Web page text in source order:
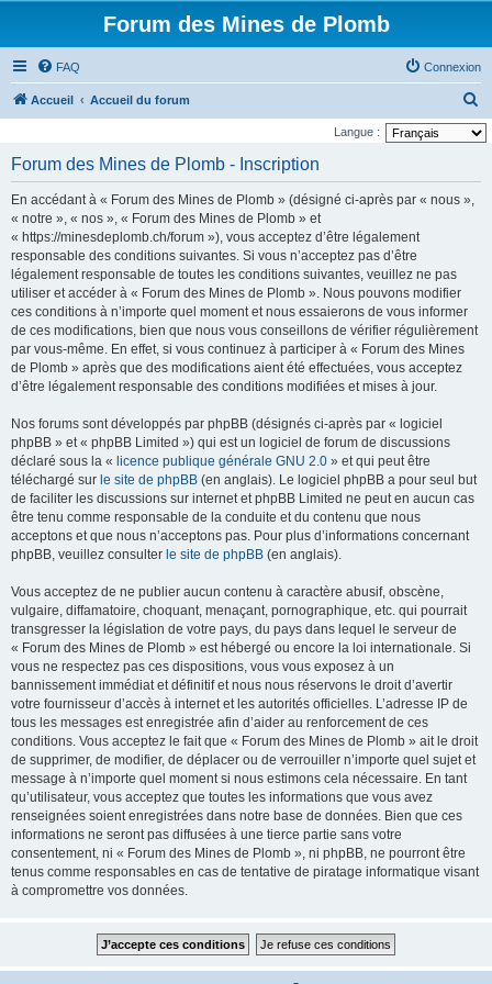
Forum des Mines de Plomb
FAQ Connexion
Accueil Accueil du forum
e
Langue :
Forum des Mines de Plomb - Inscription
En accédant à « Forum des Mines de Plomb » (désigné ci-après par « nous »,
« notre », « nos », « Forum des Mines de Plomb » et
« https://minesdeplomb.ch/forum »), vous acceptez d’être légalement
responsable des conditions suivantes. Si vous n’acceptez pas d’être
légalement responsable de toutes les conditions suivantes, veuillez ne pas
utiliser et accéder à « Forum des Mines de Plomb ». Nous pouvons modifier
ces conditions à n’importe quel moment et nous essaierons de vous informer
de ces modifications, bien que nous vous conseillons de vérifier régulièrement
par vous-même. En effet, si vous continuez à participer à « Forum des Mines
de Plomb » après que des modifications aient été effectuées, vous acceptez
d’être légalement responsable des conditions modifiées et mises à jour.
Nos forums sont développés par phpBB (désignés ci-après par « logiciel
phpBB » et « phpBB Limited ») qui est un logiciel de forum de discussions
déclaré sous la « licence publique générale GNU 2.0 » et qui peut être
téléchargé sur le site de phpBB (en anglais). Le logiciel phpBB a pour seul but
de faciliter les discussions sur internet et phpBB Limited ne peut en aucun cas
être tenu comme responsable de la conduite et du contenu que nous
acceptons et que nous n’acceptons pas. Pour plus d’informations concernant
phpBB, veuillez consulter le site de phpBB (en anglais).
Vous acceptez de ne publier aucun contenu à caractère abusif, obscène,
vulgaire, diffamatoire, choquant, menaçant, pornographique, etc. qui pourrait
transgresser la législation de votre pays, du pays dans lequel le serveur de
« Forum des Mines de Plomb » est hébergé ou encore la loi internationale. Si
vous ne respectez pas ces dispositions, vous vous exposez à un
bannissement immédiat et définitif et nous nous réservons le droit d’avertir
votre fournisseur d’accès à internet et les autorités officielles. L’adresse IP de
tous les messages est enregistrée afin d’aider au renforcement de ces
conditions. Vous acceptez le fait que « Forum des Mines de Plomb » ait le droit
de supprimer, de modifier, de déplacer ou de verrouiller n’importe quel sujet et
message à n’importe quel moment si nous estimons cela nécessaire. En tant
qu’utilisateur, vous acceptez que toutes les informations que vous avez
renseignées soient enregistrées dans notre base de données. Bien que ces
informations ne seront pas diffusées à une tierce partie sans votre
consentement, ni « Forum des Mines de Plomb », ni phpBB, ne pourront être
tenus comme responsables en cas de tentative de piratage informatique visant
à compromettre vos données.